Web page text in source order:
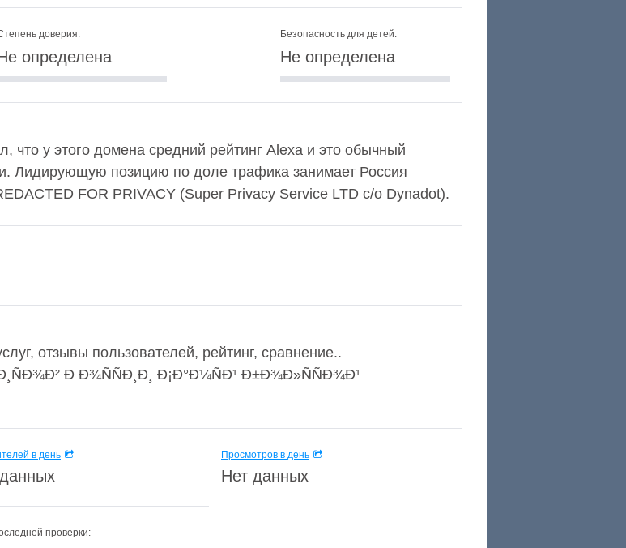
доверия:
определена
Безопасность для детей:
Не определена
что у этого домена средний рейтинг Alexa и это обычный
Лидирующую позицию по доле трафика занимает Россия
FOR PRIVACY (Super Privacy Service LTD c/o Dynadot).
отзывы пользователей, рейтинг, сравнение..
Ð Ð¾ÑÑÐ¸Ð¸ Ð¡Ð°Ð¼ÑÐ¹ Ð±Ð¾Ð»ÑÑÐ¾Ð¹
в день Просмотров в день
Нет данных
проверки: